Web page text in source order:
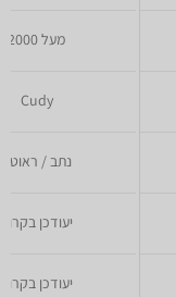
מעל 2000
Cudy
נתב / ראוטר
יעודכן בקרוב
יעודכן בקרוב